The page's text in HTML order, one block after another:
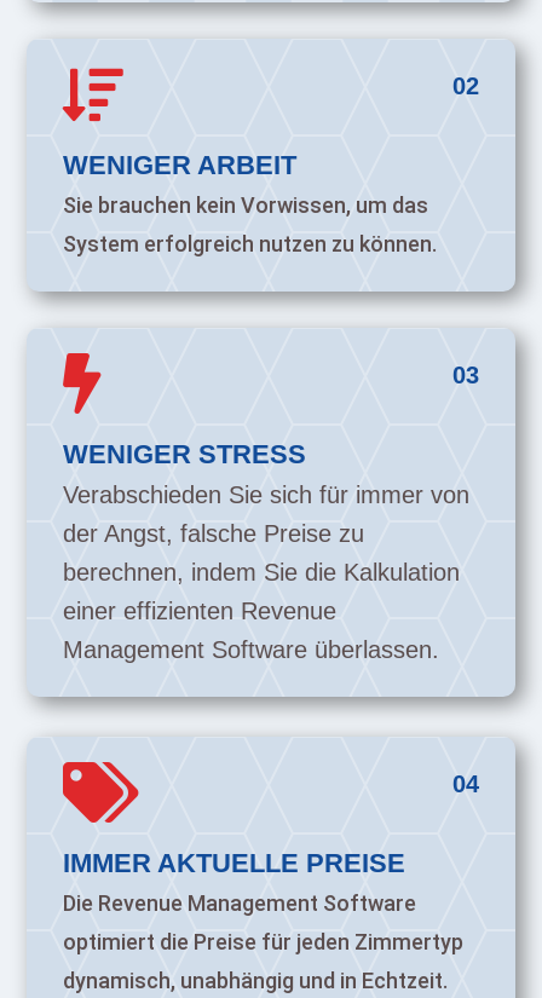
02

WENIGER ARBEIT
Sie brauchen kein Vorwissen, um das
System erfolgreich nutzen zu können.
03

WENIGER STRESS
Verabschieden Sie sich für immer von
der Angst, falsche Preise zu
berechnen, indem Sie die Kalkulation
einer effizienten Revenue
Management Software überlassen.
04

IMMER AKTUELLE PREISE
Die Revenue Management Software
optimiert die Preise für jeden Zimmertyp
dynamisch, unabhängig und in Echtzeit.